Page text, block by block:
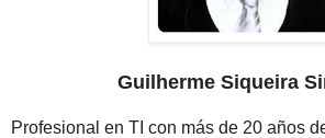
Guilherme Siqueira
Profesional en TI con más de 20 años